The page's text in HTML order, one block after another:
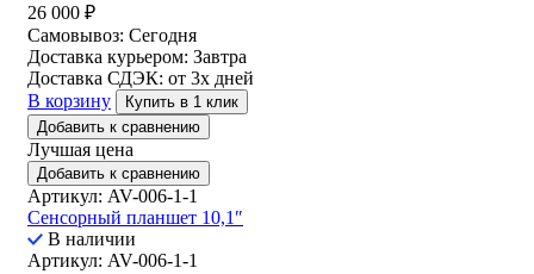
26 000 ₽
Самовывоз: Сегодня
Доставка курьером: Завтра
Доставка СДЭК: от 3х дней
В корзину
Купить в 1 клик
Добавить к сравнению
Лучшая цена
Добавить к сравнению
Артикул: AV-006-1-1
Сенсорный планшет 10,1″
В наличии
Артикул: AV-006-1-1